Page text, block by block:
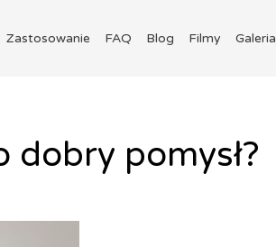
Zastosowanie FAQ Blog Filmy Galeria
pomysł?